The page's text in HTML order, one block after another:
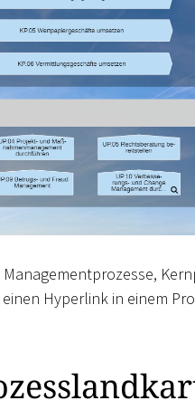
Hyperlink in einem